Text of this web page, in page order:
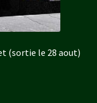
(sortie le 28 aout)